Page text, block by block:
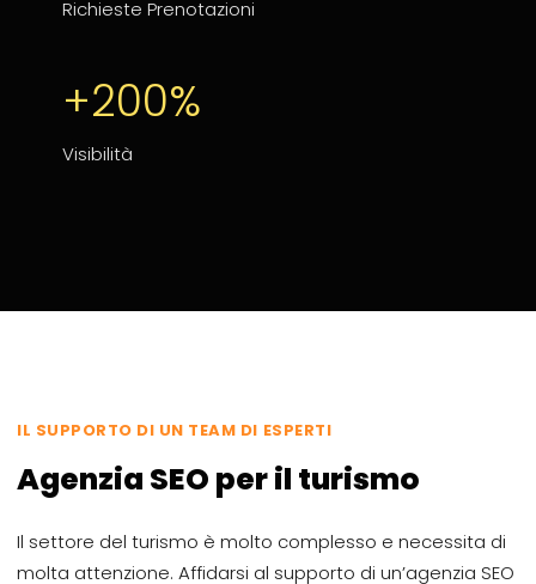
Richieste Prenotazioni
+200%
Visibilità
IL SUPPORTO DI UN TEAM DI ESPERTI
Agenzia SEO per il turismo
Il settore del turismo è molto complesso e necessita di
molta attenzione. Affidarsi al supporto di un’agenzia SEO